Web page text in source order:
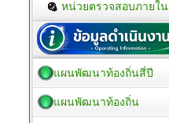
หน่วยตรวจสอบภายใน
แผนพัฒนาท้องถิ่นสี่ปี
แผนพัฒนาท้องถิ่น